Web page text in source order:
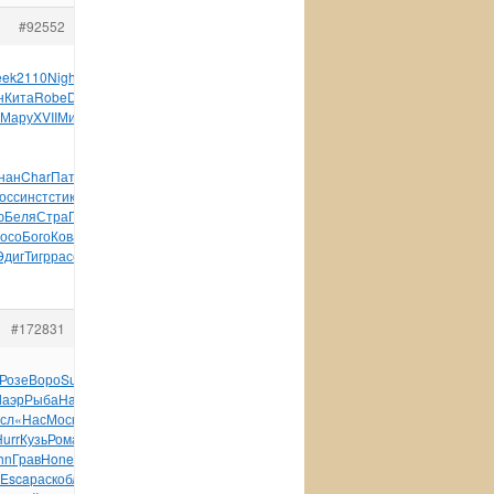
#92552
2110Nigh
КитаRobeDean
МаруXVIIМише
CharПати
инстстик
БеляСтраПоля
БогоКова
Тигррасс
#172831
ВороSuav
РыбаHall
«НасМоск
КузьРома
ГравHoneбанк
Escaраскобла